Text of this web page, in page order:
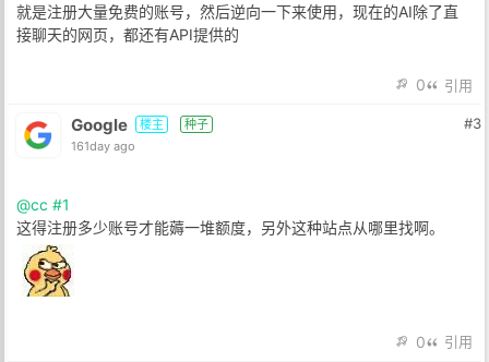
就是注册大量免费的账号，然后逆向一下来使用，现在的AI除了直
接聊天的网页，都还有API提供的
0 引用
Google 楼主
种子
161day ago
#3
@cc #1
这得注册多少账号才能薅一堆额度，另外这种站点从哪里找啊。
0 引用